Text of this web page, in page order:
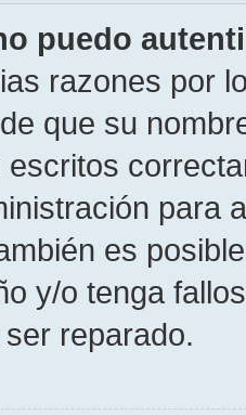
puedo
razones por
que su
escritos
para
es
y/o tenga
reparado.